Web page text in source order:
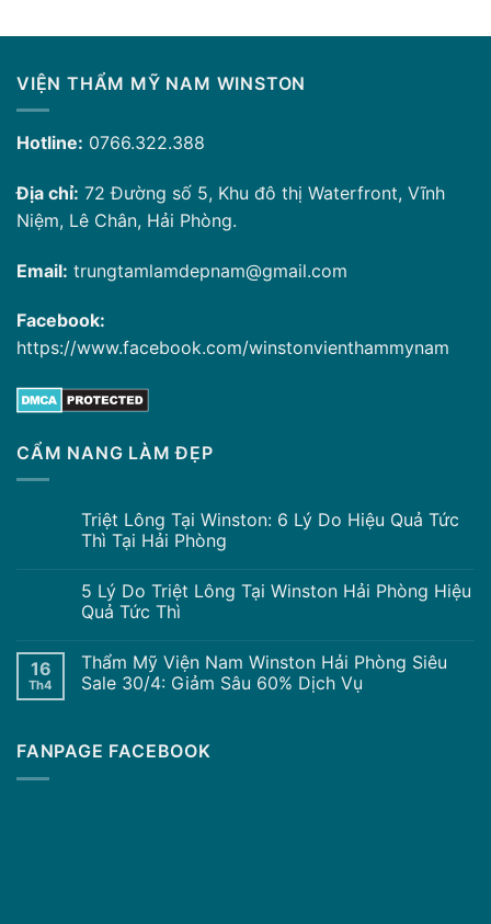
VIỆN THẨM MỸ NAM WINSTON
Hotline: 0766.322.388
Địa chỉ: 72 Đường số 5, Khu đô thị Waterfront, Vĩnh
Niệm, Lê Chân, Hải Phòng.
Email: trungtamlamdepnam@gmail.com
Facebook:
https://www.facebook.com/winstonvienthammynam
CẨM NANG LÀM ĐẸP
Triệt Lông Tại Winston: 6 Lý Do Hiệu Quả Tức
Thì Tại Hải Phòng
5 Lý Do Triệt Lông Tại Winston Hải Phòng Hiệu
Quả Tức Thì
16
Th4
Thẩm Mỹ Viện Nam Winston Hải Phòng Siêu
Sale 30/4: Giảm Sâu 60% Dịch Vụ
FANPAGE FACEBOOK